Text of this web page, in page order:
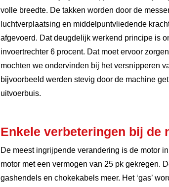
volle breedte. De takken worden door de
luchtverplaatsing en middelpuntvliedende
afgevoerd. Dat deugdelijk werkend principe is
invoertrechter 6 procent. Dat moet ervoor
mochten we ondervinden bij het versnipperen
bijvoorbeeld werden stevig door de machine
uitvoerbuis.
Enkele verbeteringen bij de
De meest ingrijpende verandering is de motor
motor met een vermogen van 25 pk gekregen.
gashendels en chokekabels meer. Het ‘gas’